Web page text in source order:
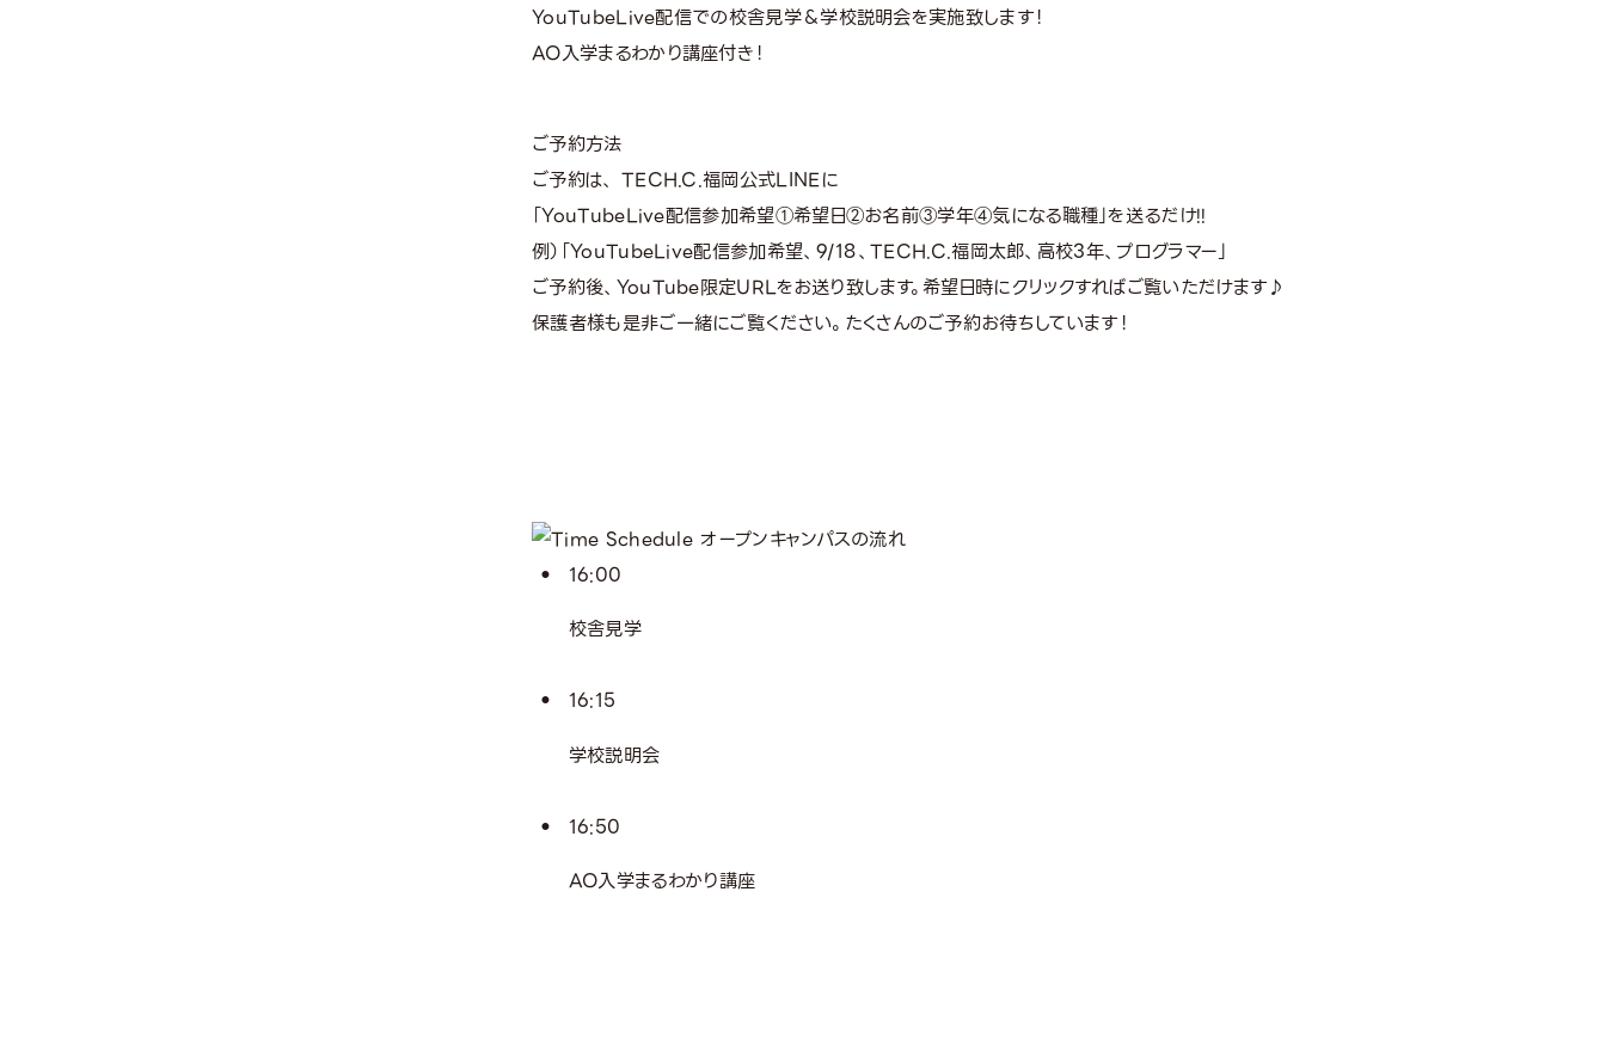
YouTubeLive配信での校舎見学＆学校説明会を実施致します！
AO入学まるわかり講座付き！
ご予約方法
ご予約は、 TECH.C.福岡公式LINEに
「YouTubeLive配信参加希望①希望日②お名前③学年④気になる職種」を送るだけ!!
例）「YouTubeLive配信参加希望、9/18、TECH.C.福岡太郎、高校3年、プログラマー」
ご予約後、YouTube限定URLをお送り致します。希望日時にクリックすればご覧いただけます♪
保護者様も是非ご一緒にご覧ください。たくさんのご予約お待ちしています！
16:00
校舎見学
16:15
学校説明会
16:50
AO入学まるわかり講座